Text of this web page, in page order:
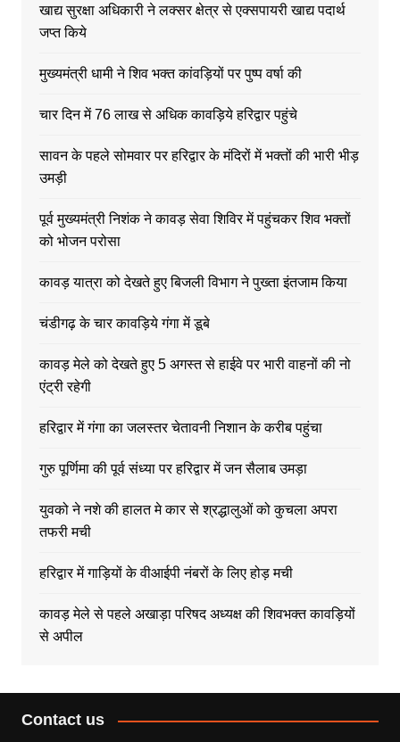
खाद्य सुरक्षा अधिकारी ने लक्सर क्षेत्र से एक्सपायरी खाद्य पदार्थ
जप्त किये
मुख्यमंत्री धामी ने शिव भक्त कांवड़ियों पर पुष्प वर्षा की
चार दिन में 76 लाख से अधिक कावड़िये हरिद्वार पहुंचे
सावन के पहले सोमवार पर हरिद्वार के मंदिरों में भक्तों की भारी भीड़
उमड़ी
पूर्व मुख्यमंत्री निशंक ने कावड़ सेवा शिविर में पहुंचकर शिव भक्तों
को भोजन परोसा
कावड़ यात्रा को देखते हुए बिजली विभाग ने पुख्ता इंतजाम किया
चंडीगढ़ के चार कावड़िये गंगा में डूबे
कावड़ मेले को देखते हुए 5 अगस्त से हाईवे पर भारी वाहनों की नो
एंट्री रहेगी
हरिद्वार में गंगा का जलस्तर चेतावनी निशान के करीब पहुंचा
गुरु पूर्णिमा की पूर्व संध्या पर हरिद्वार में जन सैलाब उमड़ा
युवको ने नशे की हालत मे कार से श्रद्धालुओं को कुचला अपरा
तफरी मची
हरिद्वार में गाड़ियों के वीआईपी नंबरों के लिए होड़ मची
कावड़ मेले से पहले अखाड़ा परिषद अध्यक्ष की शिवभक्त कावड़ियों
से अपील
Contact us